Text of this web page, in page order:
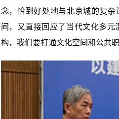
念，恰到好处地与北京城的复
间，又直接回应了当代文化多
构，我们要打通文化空间和公共